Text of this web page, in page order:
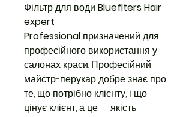
Фільтр для води Blueflters Hair
expert
Professional призначений для
професійного використання у
салонах краси. Професійний
майстр-перукар добре знає про
те, що потрібно клієнту, і що
цінує клієнт, а це — якість